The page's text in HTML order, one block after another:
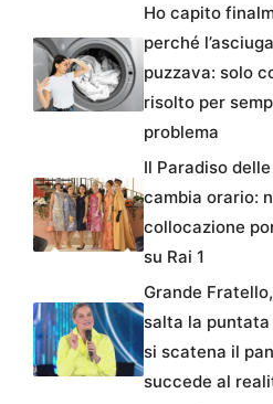
Ho capito
perché
puzzava: solo
risolto per
problema
Il Paradiso
cambia orario:
collocazione
su Rai 1
Grande
salta la
si scatena il
succede al